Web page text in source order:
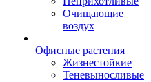
Очищающие
воздух
Офисные растения
Жизнестойкие
Теневыносливые